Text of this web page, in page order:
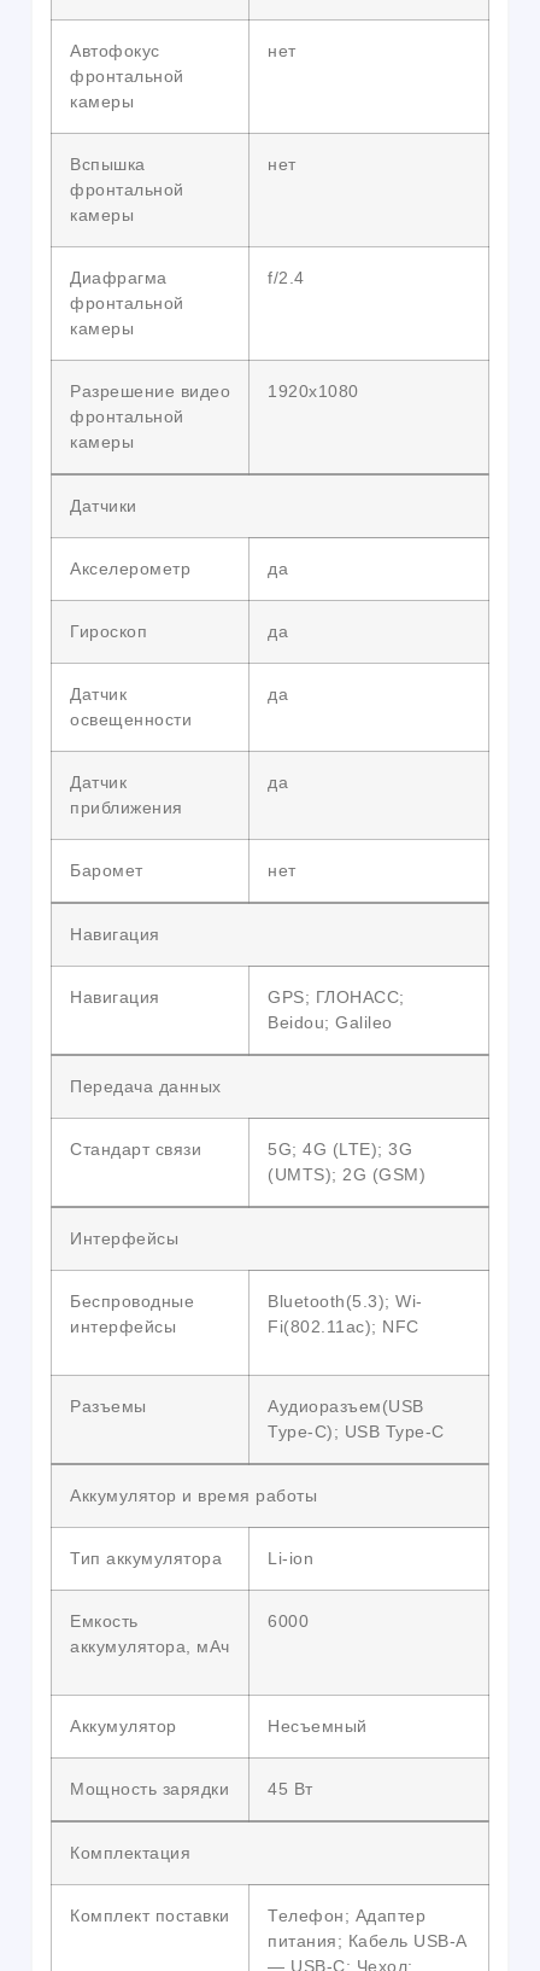
Автофокус
фронтальной
камеры
нет
Вспышка
фронтальной
камеры
нет
Диафрагма
фронтальной
камеры
f/2.4
Разрешение видео
фронтальной
камеры
1920х1080
Датчики
Акселерометр да
Гироскоп да
Датчик
освещенности
да
Датчик
приближения
да
Баромет нет
Навигация
Навигация
GPS; ГЛОНАСС;
Beidou; Galileo
Передача данных
Стандарт связи
5G; 4G (LTE); 3G
(UMTS); 2G (GSM)
Интерфейсы
Беспроводные
интерфейсы
Bluetooth(5.3); Wi-
Fi(802.11ac); NFC
Разъемы
Аудиоразъем(USB
Type-C); USB Type-C
Аккумулятор и время работы
Тип аккумулятора Li-ion
Емкость
аккумулятора, мАч
6000
Аккумулятор Несъемный
Мощность зарядки 45 Вт
Комплектация
Комплект поставки
Телефон; Адаптер
питания; Кабель USB-A
— USB-C; Чехол;